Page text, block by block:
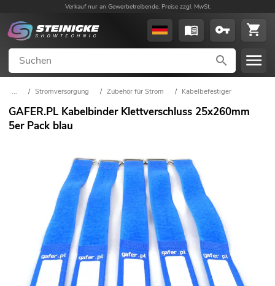
Verkauf nur an Gewerbetreibende. Preise zzgl. MwSt.
... / Stromversorgung / Zubehör für Strom / Kabelbefestiger
GAFER.PL Kabelbinder Klettverschluss 25x260mm
5er Pack blau